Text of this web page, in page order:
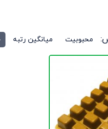
محبوبیت میانگین رتبه